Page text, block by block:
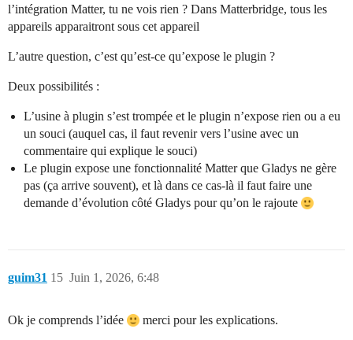
l’intégration Matter, tu ne vois rien ? Dans Matterbridge, tous les
appareils apparaitront sous cet appareil
L’autre question, c’est qu’est-ce qu’expose le plugin ?
Deux possibilités :
L’usine à plugin s’est trompée et le plugin n’expose rien ou a eu
un souci (auquel cas, il faut revenir vers l’usine avec un
commentaire qui explique le souci)
Le plugin expose une fonctionnalité Matter que Gladys ne gère
pas (ça arrive souvent), et là dans ce cas-là il faut faire une
demande d’évolution côté Gladys pour qu’on le rajoute
guim31 Juin 1, 2026, 6:48
15
Ok je comprends l’idée merci pour les explications.